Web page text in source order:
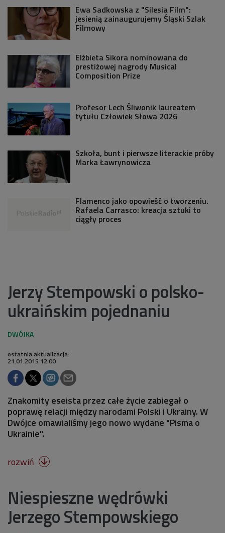
Ewa Sadkowska z "Silesia Film":
jesienią zainaugurujemy Śląski Szlak
Filmowy
Elżbieta Sikora nominowana do
prestiżowej nagrody Musical
Composition Prize
Profesor Lech Śliwonik laureatem
tytułu Człowiek Słowa 2026
Szkoła, bunt i pierwsze literackie próby
Marka Ławrynowicza
Flamenco jako opowieść o tworzeniu.
Rafaela Carrasco: kreacja sztuki to
ciągły proces
Jerzy Stempowski o polsko-
ukraińskim pojednaniu
ostatnia aktualizacja:
21.01.2015 12:00
Znakomity eseista przez całe życie zabiegał o
poprawę relacji między narodami Polski i Ukrainy. W
Dwójce omawialiśmy jego nowo wydane "Pisma o
Ukrainie".
rozwiń 
Niespieszne wędrówki
Jerzego Stempowskiego